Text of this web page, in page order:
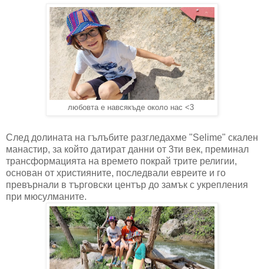
любовта е навсякъде около нас <3
След долината на гълъбите разгледахме "Selime" скален
манастир, за който датират данни от 3ти век, преминал
трансформацията на времето покрай трите религии,
основан от християните, последвали евреите и го
превърнали в търговски център до замък с укрепления
при мюсулманите.